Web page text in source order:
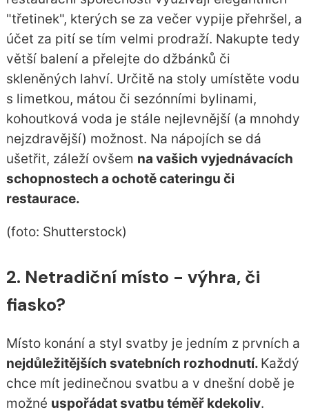
"třetinek", kterých se za večer vypije přehršel, a
účet za pití se tím velmi prodraží. Nakupte tedy
větší balení a přelejte do džbánků či
skleněných lahví. Určitě na stoly umístěte vodu
s limetkou, mátou či sezónními bylinami,
kohoutková voda je stále nejlevnější (a mnohdy
nejzdravější) možnost. Na nápojích se dá
ušetřit, záleží ovšem na vašich vyjednávacích
schopnostech a ochotě cateringu či
restaurace.
(foto: Shutterstock)
2. Netradiční místo - výhra, či
fiasko?
Místo konání a styl svatby je jedním z prvních a
nejdůležitějších svatebních rozhodnutí. Každý
chce mít jedinečnou svatbu a v dnešní době je
možné uspořádat svatbu téměř kdekoliv.